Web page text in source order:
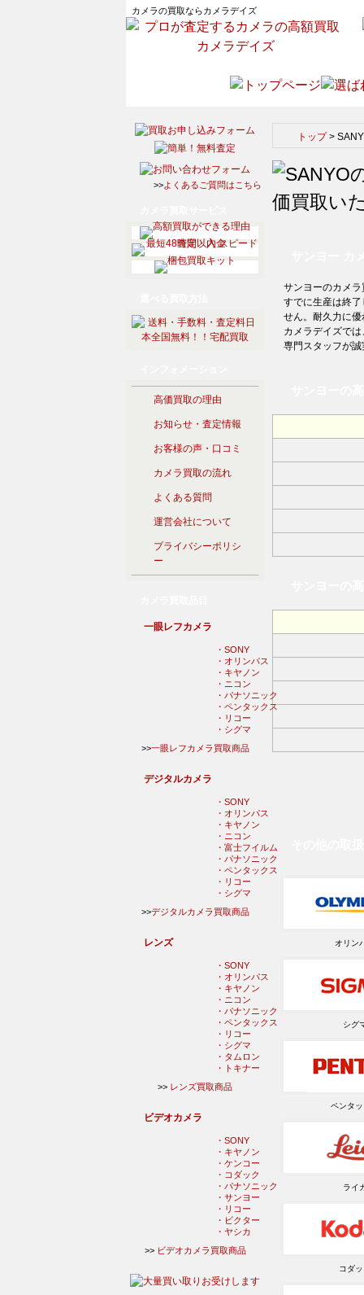
カメラの買取ならカメラデイズ
トップ>
サンヨーのカメ
すでに生産は終
せん。耐久力に
カメラデイズで
専門スタッフが
オリン
シグ
ペンタ
ライ
コダ
>>よくあるご質問はこちら
高価買取の理由
お知らせ・査定情報
お客様の声・口コミ
カメラ買取の流れ
よくある質問
運営会社について
プライバシーポリシ
ー
一眼レフカメラ
・SONY
・オリンパス
・キヤノン
・ニコン
・パナソニック
・ペンタックス
・リコー
・シグマ
>>一眼レフカメラ買取商品
デジタルカメラ
・SONY
・オリンパス
・キヤノン
・ニコン
・富士フイルム
・パナソニック
・ペンタックス
・リコー
・シグマ
>>デジタルカメラ買取商品
レンズ
・SONY
・オリンパス
・キヤノン
・ニコン
・パナソニック
・ペンタックス
・リコー
・シグマ
・タムロン
・トキナー
>> レンズ買取商品
ビデオカメラ
・SONY
・キヤノン
・ケンコー
・コダック
・パナソニック
・サンヨー
・リコー
・ビクター
・ヤシカ
>> ビデオカメラ買取商品